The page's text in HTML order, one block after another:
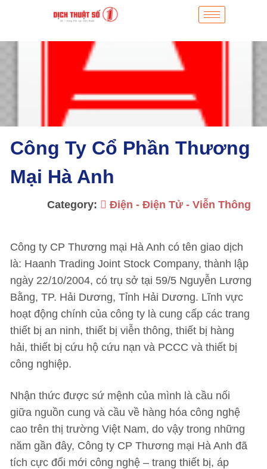
Công Ty Cổ Phần Thương
Mại Hà Anh
Category: Điện - Điện Tử - Viễn Thông
Công ty CP Thương mại Hà Anh có tên giao dịch
là: Haanh Trading Joint Stock Company, thành lập
ngày 22/10/2004, có trụ sở tại 59/5 Nguyễn Lương
Bằng, TP. Hải Dương, Tỉnh Hải Dương. Lĩnh vực
hoạt động chính của công ty là cung cấp các trang
thiết bị an ninh, thiết bị viễn thông, thiết bị hàng
hải, thiết bị cứu hộ cứu nạn và PCCC và thiết bị
công nghiệp.
Nhận thức được sứ mệnh của mình là cầu nối
giữa nguồn cung và cầu về hàng hóa công nghệ
cao trên thị trường Việt Nam, do vậy trong những
năm gần đây, Công ty CP Thương mại Hà Anh đã
tích cực đổi mới công nghệ – trang thiết bị, áp